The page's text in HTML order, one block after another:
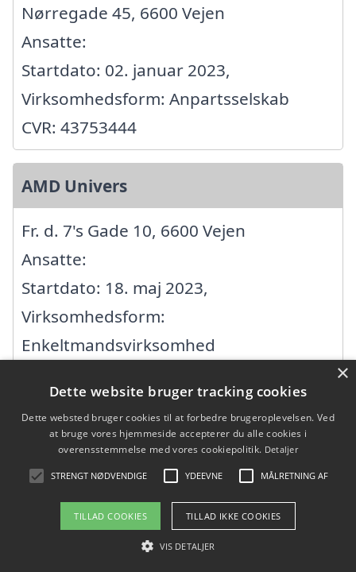
Nørregade 45, 6600 Vejen
Ansatte:
Startdato: 02. januar 2023,
Virksomhedsform: Anpartsselskab
CVR: 43753444
AMD Univers
Fr. d. 7's Gade 10, 6600 Vejen
Ansatte:
Startdato: 18. maj 2023,
Virksomhedsform:
Enkeltmandsvirksomhed
ANDERS JENSEN
Nordre Industrivej 9, 6630 Rødding
Ansatte: 0
Startdato: 01. oktober 1978,
×
Dette website bruger tracking cookies
Dette websted bruger cookies til at forbedre brugeroplevelsen. Ved
at bruge vores hjemmeside accepterer du alle cookies i
overensstemmelse med vores cookiepolitik. Detaljer
STRENGT NØDVENDIGE YDEEVNE MÅLRETNING AF
TILLAD COOKIES TILLAD IKKE COOKIES
VIS DETALJER